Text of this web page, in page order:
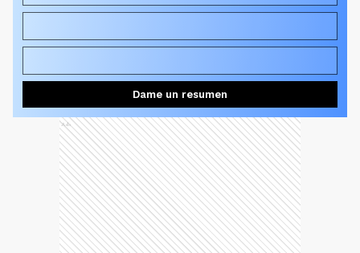
¿Cuánto cuesta la multa por cruzar mirando el teléfono
en España?
¿Qué porcentaje de accidentes graves en ciudades
involucran peatones distraídos?
Dame un resumen
Ads